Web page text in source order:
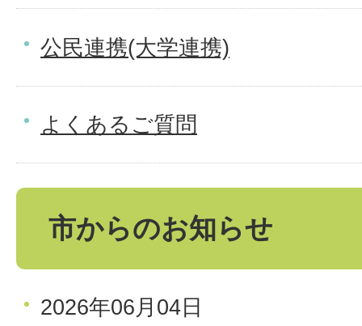
公民連携(大学連携)
よくあるご質問
市からのお知らせ
2026年06月04日